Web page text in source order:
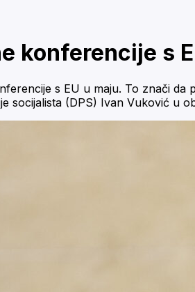
konferencije s
s EU u maju. To znači
socijalista (DPS) Ivan Vuković u